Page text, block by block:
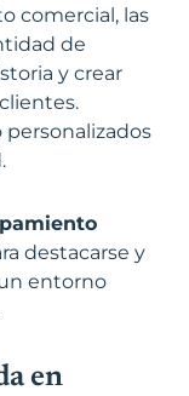
comercial, las
de
y crear
destacarse y
entorno
en